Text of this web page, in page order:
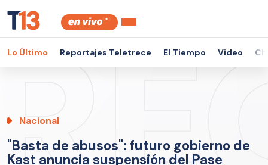
Lo Último Reportajes Teletrece El Tiempo Video
Nacional
"Basta de abusos": futuro gobierno de
Kast anuncia suspensión del Pase